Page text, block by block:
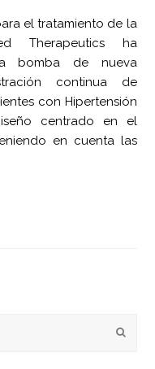
el tratamiento de la
Therapeutics ha
bomba de nueva
continua de
con Hipertensión
centrado en el
en cuenta las